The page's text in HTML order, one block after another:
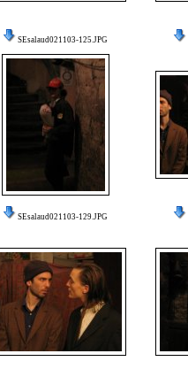
SEsalaud021103-125.JPG
SEsalaud021103-129.JPG